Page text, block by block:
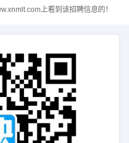
上看到该招聘信息的！